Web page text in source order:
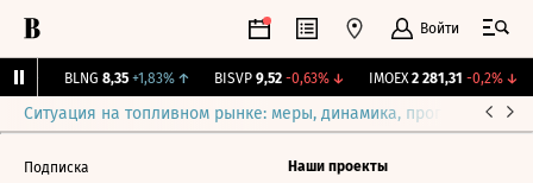
Войти
BLNG 8,35 +1,83%↑ BISVP 9,52 -0,63%↓ IMOEX 2 281,31 -0,2%↓
Ситуация на топливном рынке: меры, динамика, прогнозы
Подписка Наши проекты